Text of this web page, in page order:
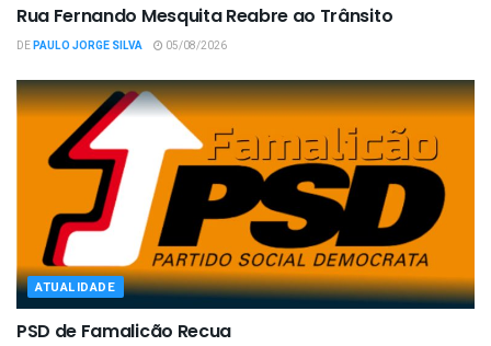
Rua Fernando Mesquita Reabre ao Trânsito
DEPAULO JORGE SILVA 05/08/2026
ATUALIDADE
PSD de Famalicão Recua